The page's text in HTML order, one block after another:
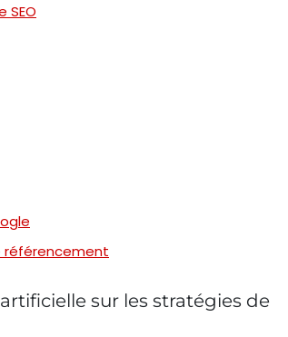
SEO
référencement
sur les stratégies de